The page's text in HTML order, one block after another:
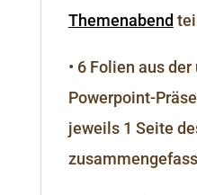
Themenabend
• 6 Folien aus
Powerpoint-
jeweils 1 Seite